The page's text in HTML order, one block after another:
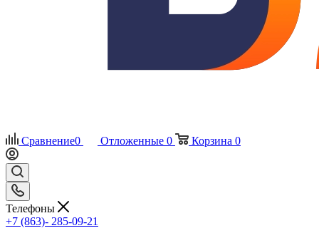
Сравнение0 Отложенные 0 Корзина 0
Телефоны
+7 (863)- 285-09-21